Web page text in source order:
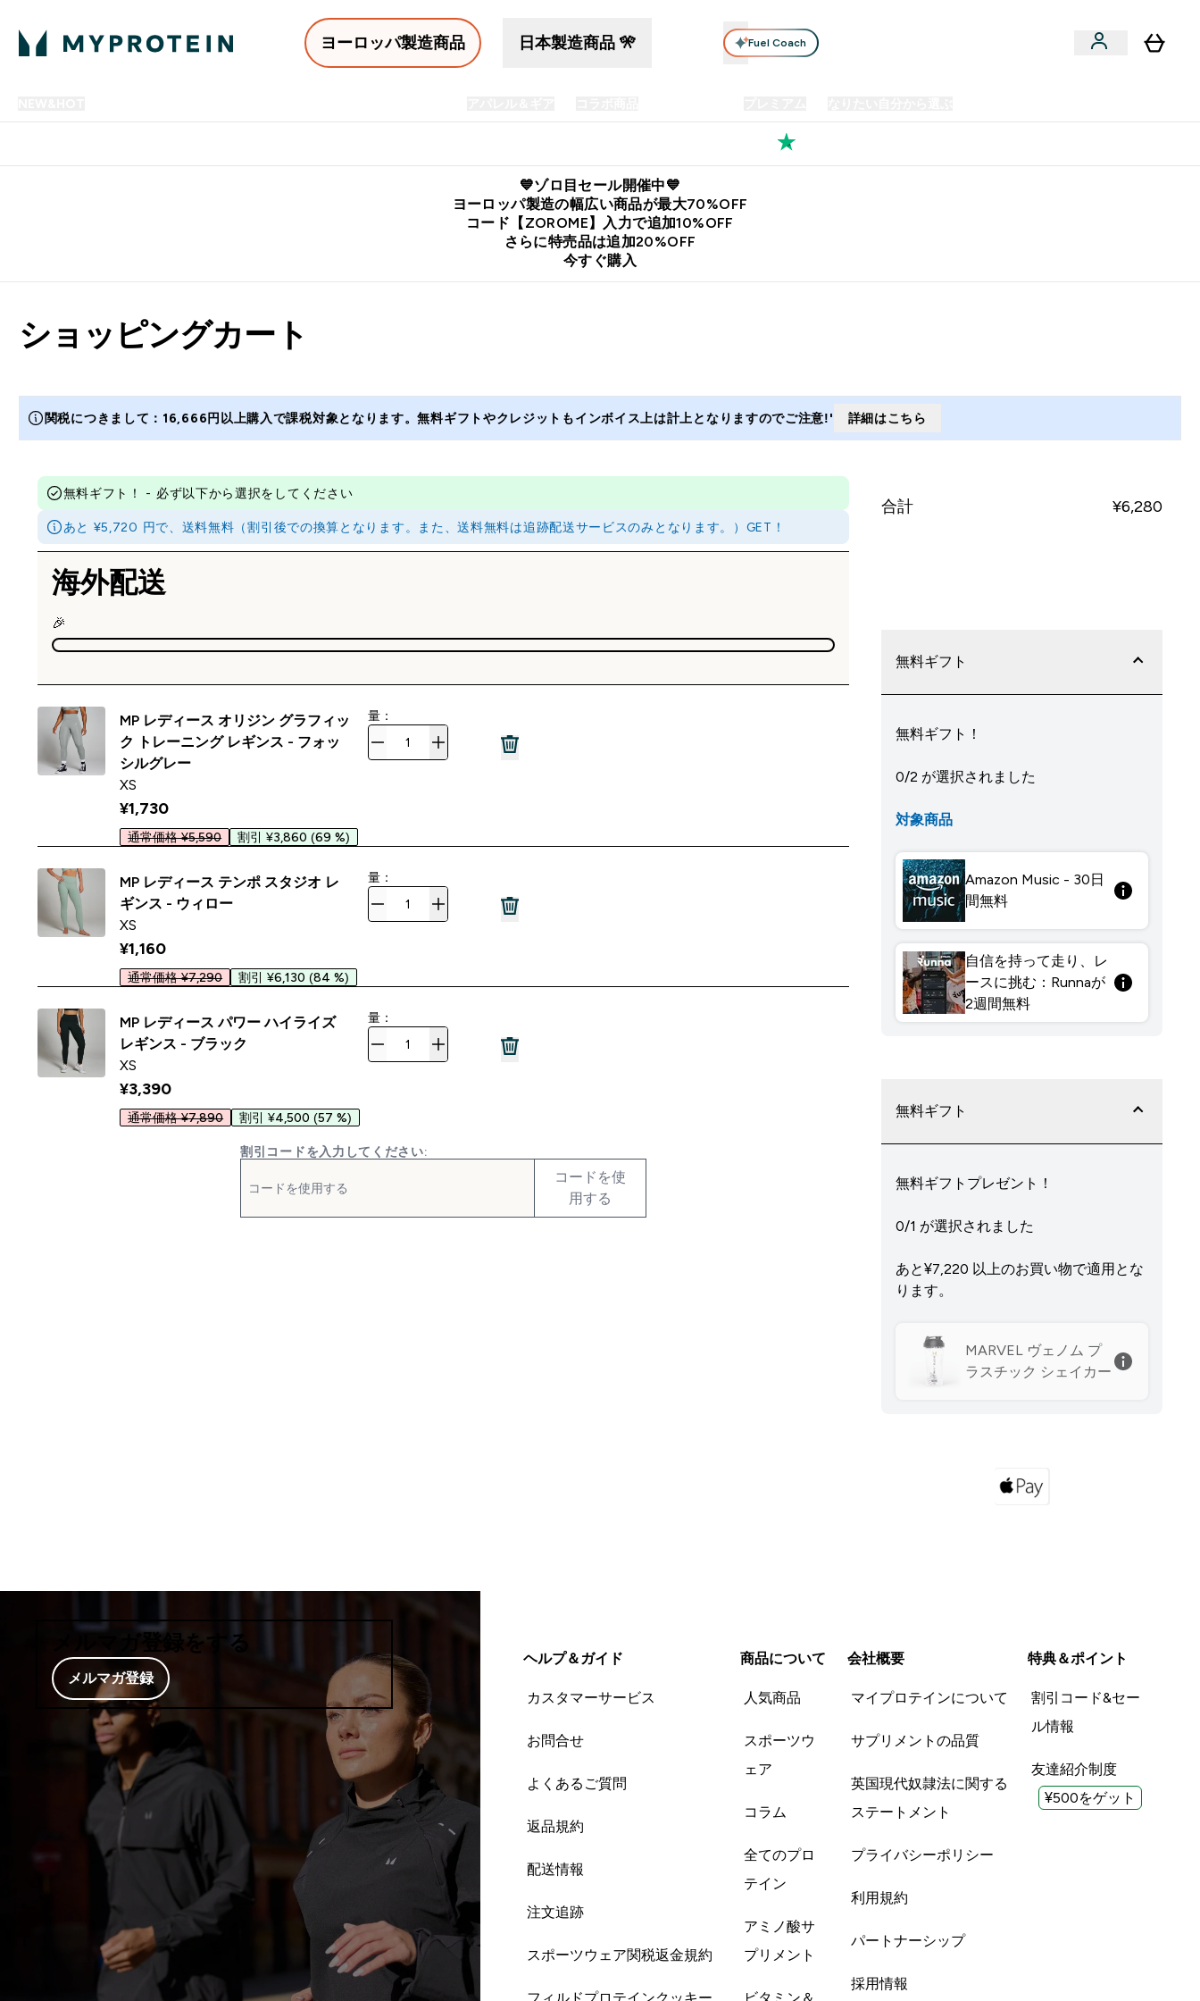
ヨーロッパ製造商品 日本製造商品 🎌 Fuel Coach
💙ゾロ目セール開催中💙
ヨーロッパ製造の幅広い商品が最大70%OFF
コード【ZOROME】入力で追加10%OFF
さらに特売品は追加20%OFF
今すぐ購入
ショッピングカート
関税につきまして：16,666円以上購入で課税対象となります。無料ギフトやクレジットもインボイス上は計上となりますのでご注意!' 詳細はこちら
無料ギフト！ - 必ず以下から選択をしてください
あと ¥5,720 円で、送料無料（割引後での換算となります。また、送料無料は追跡配送サービスのみとなります。）GET！
海外配送
🎉
MP レディース オリジン グラフィッ
ク トレーニング レギンス - フォッ
シルグレー
XS
¥1,730‎
通常価格 ¥5,590 割引 ¥3,860 (69 %)
量：
MP レディース テンポ スタジオ レ
ギンス - ウィロー
XS
¥1,160‎
通常価格 ¥7,290 割引 ¥6,130 (84 %)
量：
MP レディース パワー ハイライズ
レギンス - ブラック
XS
¥3,390‎
通常価格 ¥7,890 割引 ¥4,500 (57 %)
量：
割引コードを入力してください:
コードを使
用する
合計 ¥6,280‎
無料ギフト
無料ギフト！
0/2 が選択されました
対象商品
Amazon Music - 30日
間無料
自信を持って走り、レ
ースに挑む：Runnaが
2週間無料
無料ギフト
無料ギフトプレゼント！
0/1 が選択されました
あと¥7,220‎ 以上のお買い物で適用とな
ります。
MARVEL ヴェノム プ
ラスチック シェイカー
メルマガ登録をする
メルマガ登録
ヘルプ＆ガイド
カスタマーサービス
お問合せ
よくあるご質問
返品規約
配送情報
注文追跡
スポーツウェア関税返金規約
フィルドプロテインクッキー
商品について
人気商品
スポーツウ
ェア
コラム
全てのプロ
テイン
アミノ酸サ
プリメント
ビタミン＆
会社概要
マイプロテインについて
サプリメントの品質
英国現代奴隷法に関する
ステートメント
プライバシーポリシー
利用規約
パートナーシップ
採用情報
特典＆ポイント
割引コード&セー
ル情報
友達紹介制度
¥500をゲット